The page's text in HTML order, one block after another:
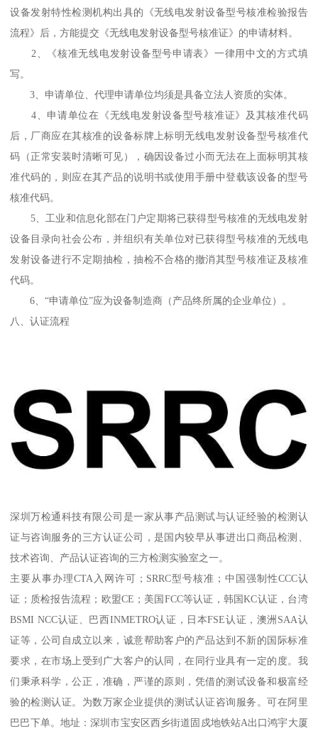
设备发射特性检测机构出具的《无线电发射设备型号核准检验报告
流程》后，方能提交《无线电发射设备型号核准证》的申请材料。
2、《核准无线电发射设备型号申请表》一律用中文的方式填
写。
3、申请单位、代理申请单位均须是具备立法人资质的实体。
4、申请单位在《无线电发射设备型号核准证》及其核准代码
后，厂商应在其核准的设备标牌上标明无线电发射设备型号核准代
码（正常安装时清晰可见），确因设备过小而无法在上面标明其核
准代码的，则应在其产品的说明书或使用手册中登载该设备的型号
核准代码。
5、工业和信息化部在门户定期将已获得型号核准的无线电发射
设备目录向社会公布，并组织有关单位对已获得型号核准的无线电
发射设备进行不定期抽检，抽检不合格的撤消其型号核准证及核准
代码。
6、“申请单位”应为设备制造商（产品终所属的企业单位）。
八、认证流程
深圳万检通科技有限公司是一家从事产品测试与认证经验的检测认
证与咨询服务的三方认证公司，是国内较早从事进出口商品检测、
技术咨询、产品认证咨询的三方检测实验室之一。
主要从事办理CTA入网许可；SRRC型号核准；中国强制性CCC认
证；质检报告流程；欧盟CE；美国FCC等认证，韩国KC认证，台湾
BSMI NCC认证、巴西INMETRO认证，日本FSE认证，澳洲SAA认
证等，公司自成立以来，诚意帮助客户的产品达到不新的国际标准
要求，在市场上受到广大客户的认同，在同行业具有一定的度。我
们秉承科学，公正，准确，严谨的原则，凭借的测试设备和极富经
验的检测认证。为数万家企业提供的测试认证咨询服务。可在阿里
巴巴下单。地址：深圳市宝安区西乡街道固戍地铁站A出口鸿宇大厦